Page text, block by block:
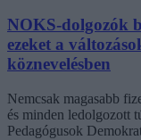
NOKS-dolgozók
ezeket a
köznevelésben
Nemcsak magasabb
és minden ledolgozott
Pedagógusok